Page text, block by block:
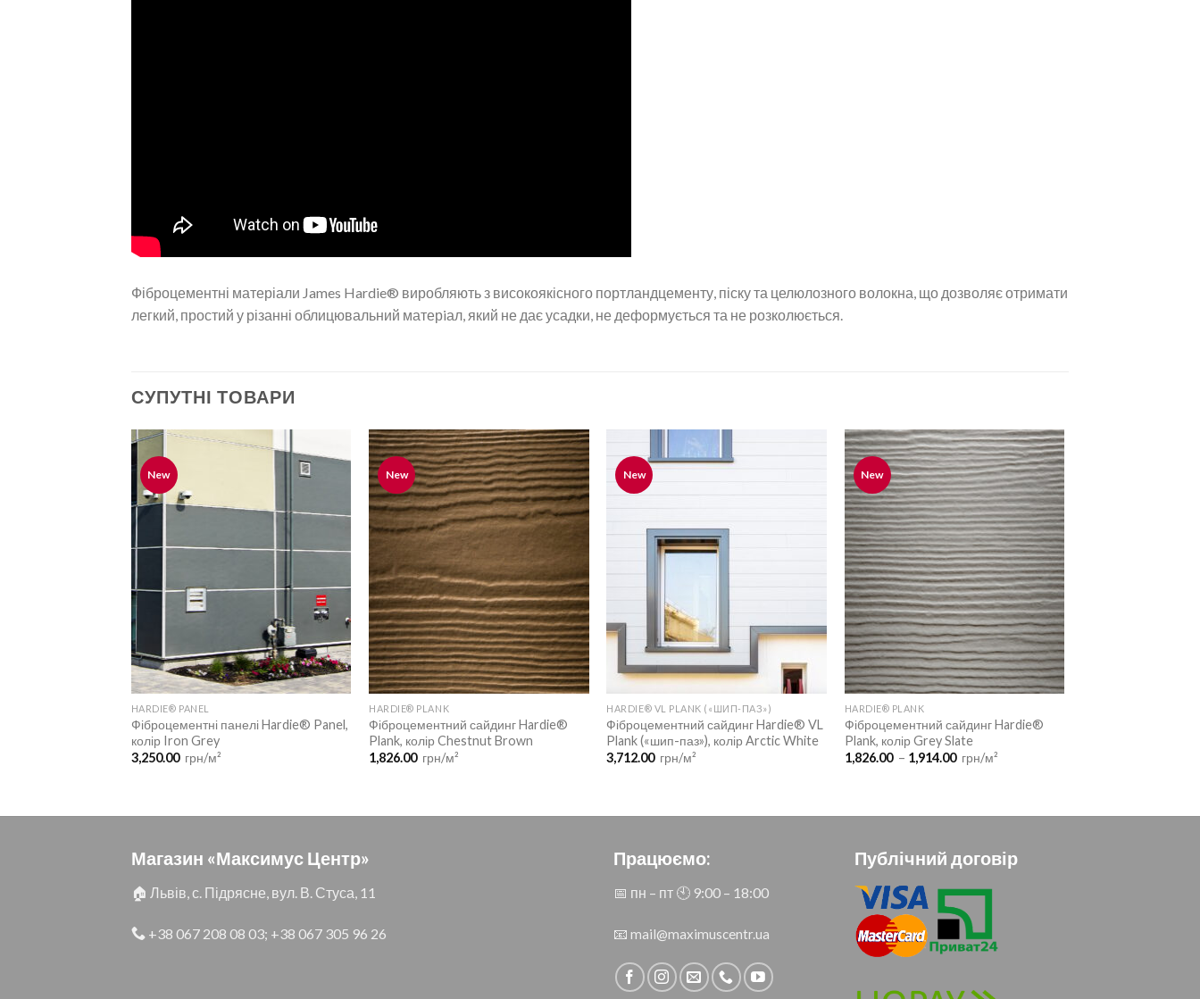
Фіброцементні матеріали James Hardie® виробляють з високоякісного портландцементу, піску та целюлозного волокна, що дозволяє отримати
легкий, простий у різанні облицювальний матерiал, який не дає усадки, не деформується та не розколюється.
СУПУТНІ ТОВАРИ
New
HARDIE® PANEL
Фіброцементні панелі Hardie® Panel,
колір Iron Grey
3,250.00 грн/м²
New
HARDIE® PLANK
Фіброцементний сайдинг Hardie®
Plank, колір Chestnut Brown
1,826.00 грн/м²
New
HARDIE® VL PLANK («ШИП-ПАЗ»)
Фіброцементний сайдинг Hardie® VL
Plank («шип-паз»), колір Arctic White
3,712.00 грн/м²
New
HARDIE® PLANK
Фіброцементний сайдинг Hardie®
Plank, колір Grey Slate
1,826.00 – 1,914.00 Діапазон
цін:
1,914.00
грн/м²
1,914.00
Магазин «Максимус Центр»
🏠 Львів, с. Підрясне, вул. В. Стуса, 11
+38 067 208 08 03; +38 067 305 96 26
Працюємо:
📅 пн – пт 🕙︎ 9:00 – 18:00
📧 mail@maximuscentr.ua
Публічний договір